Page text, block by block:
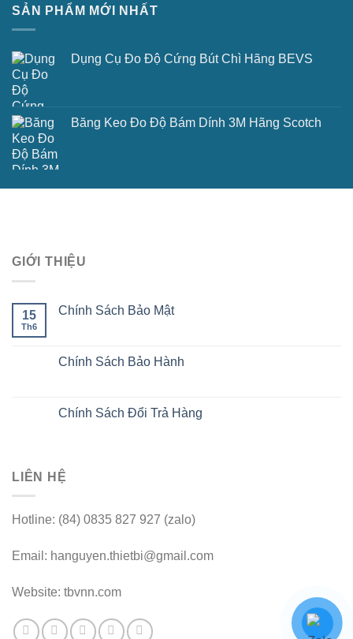
SẢN PHẨM MỚI NHẤT
Dụng Cụ Đo Độ Cứng Bút Chì Hãng BEVS
Băng Keo Đo Độ Bám Dính 3M Hãng Scotch
GIỚI THIỆU
15
Th6
Chính Sách Bảo Mật
Chính Sách Bảo Hành
Chính Sách Đổi Trả Hàng
LIÊN HỆ
Hotline: (84) 0835 827 927 (zalo)
Email: hanguyen.thietbi@gmail.com
Website: tbvnn.com